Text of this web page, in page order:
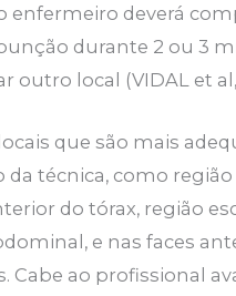
enfermeiro deverá
durante 2 ou 3
outro local (VIDAL et al,
que são mais
da técnica, como
do tórax, região
e nas faces
Cabe ao profissional